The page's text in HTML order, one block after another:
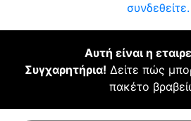
συνδεθείτε.
Αυτή είναι η
Συγχαρητήρια! Δείτε πώς
πακέτο